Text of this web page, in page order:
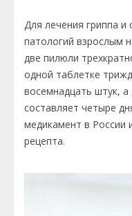
Для лечения гриппа и
патологий взрослым
две пилюли
одной таблетке
восемнадцать штук, а
составляет четыре
медикамент в России
рецепта.